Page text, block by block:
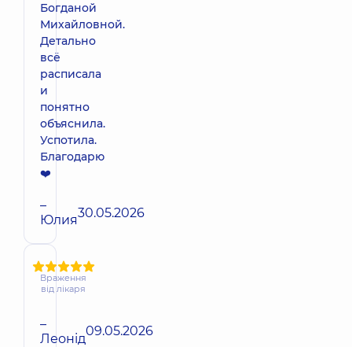
Богданой
Михайловной.
Детально
всё
расписала
и
понятно
объяснила.
Успотила.
Благодарю
❤️
–
Юлия30.05.2026
Враження
від лікаря
–
Леонід09.05.2026